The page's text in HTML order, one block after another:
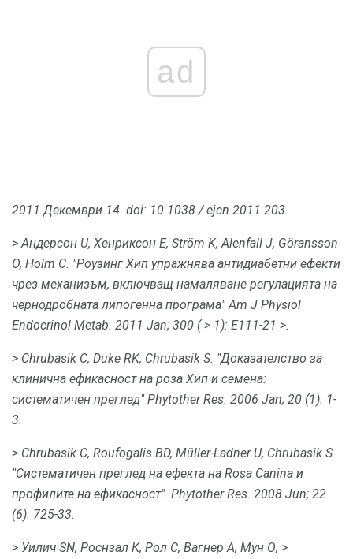
ad
2011 Декември 14. doi: 10.1038 / ejcn.2011.203.
> Андерсон U, Хенриксон Е, Ström K, Alenfall J, Göransson
O, Holm С. "Роузинг Хип упражнява антидиабетни ефекти
чрез механизъм, включващ намаляване регулацията на
чернодробната липогенна програма" Am J Physiol
Endocrinol Metab. 2011 Jan; 300 ( > 1): E111-21 >.
> Chrubasik C, Duke RK, Chrubasik S. "Доказателство за
клинична ефикасност на роза Хип и семена:
систематичен преглед" Phytother Res. 2006 Jan; 20 (1): 1-
3.
> Chrubasik C, Roufogalis BD, Müller-Ladner U, Chrubasik S.
"Систематичен преглед на ефекта на Rosa Canina и
профилите на ефикасност". Phytother Res. 2008 Jun; 22
(6): 725-33.
> Уилич SN, Роснзал К, Рол С, Вагнер А, Мун О, >